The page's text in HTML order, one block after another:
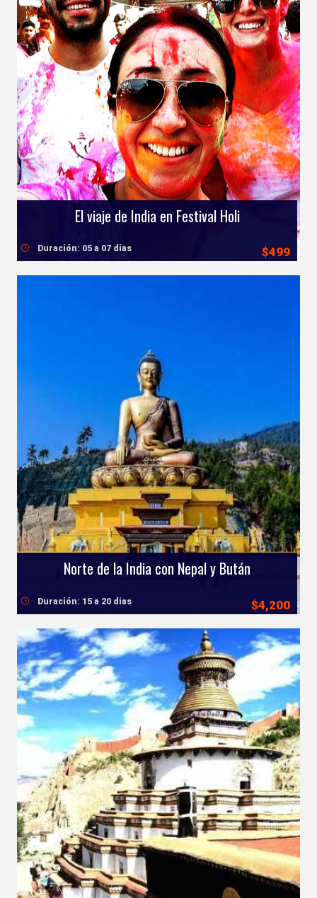
El viaje de India en Festival Holi
$499
Duración: 05 a 07 dias
Norte de la India con Nepal y Bután
$4,200
Duración: 15 a 20 dias